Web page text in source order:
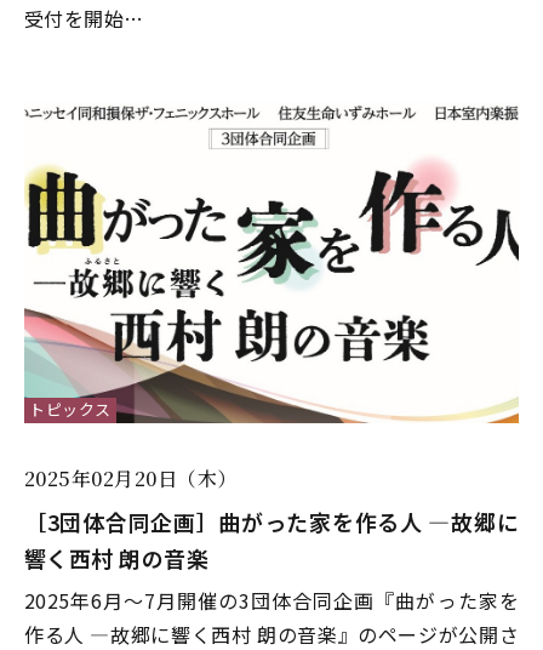
受付を開始…
トピックス
2025年02月20日（木）
［3団体合同企画］曲がった家を作る人 ―故郷に
響く西村 朗の音楽
2025年6月～7月開催の3団体合同企画『曲がった家を
作る人 ―故郷に響く西村 朗の音楽』のページが公開さ